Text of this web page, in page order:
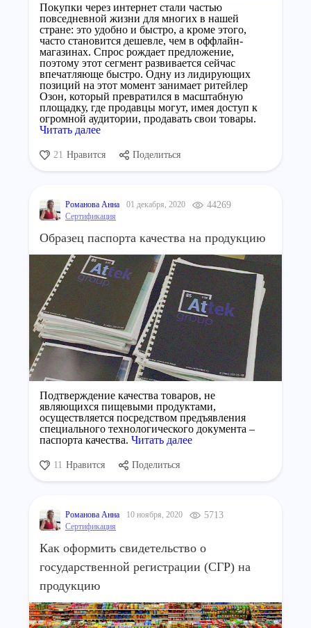
Покупки через интернет стали частью
повседневной жизни для многих в нашей
стране: это удобно и быстро, а кроме этого,
часто становится дешевле, чем в оффлайн-
магазинах. Спрос рождает предложение,
поэтому этот сегмент развивается сейчас
впечатляюще быстро. Одну из лидирующих
позиций на этот момент занимает ритейлер
Озон, который превратился в масштабную
площадку, где продавцы могут, имея доступ к
огромной аудитории, продавать свои товары.
Читать далее
21 Нравится Поделиться
Романова Анна 01 декабря, 2020 44269
Сертификация
Образец паспорта качества на продукцию
Подтверждение качества товаров, не
являющихся пищевыми продуктами,
осуществляется посредством предъявления
специального технологического документа –
паспорта качества. Читать далее
11 Нравится Поделиться
Романова Анна 10 ноября, 2020 5713
Сертификация
Как оформить свидетельство о
государственной регистрации (СГР) на
продукцию